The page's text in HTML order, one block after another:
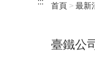
::: 首頁 最新
臺鐵公